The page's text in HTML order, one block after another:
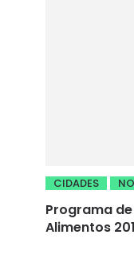
CIDADES
Programa
Alimentos